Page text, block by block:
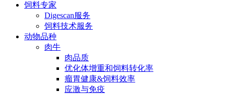
饲料专家
Digescan服务
饲料技术服务
动物品种
肉牛
肉品质
优化体增重和饲料转化率
瘤胃健康&饲料效率
应激与免疫